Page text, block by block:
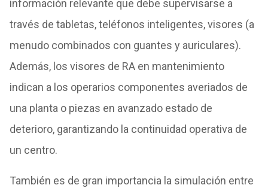
información relevante que debe supervisarse a
través de tabletas, teléfonos inteligentes, visores (a
menudo combinados con guantes y auriculares).
Además, los visores de RA en mantenimiento
indican a los operarios componentes averiados de
una planta o piezas en avanzado estado de
deterioro, garantizando la continuidad operativa de
un centro.
También es de gran importancia la simulación entre